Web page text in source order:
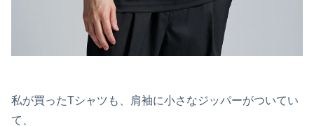
私が買ったTシャツも、肩袖に小さなジッパーがついてい
て、